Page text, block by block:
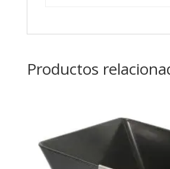
Productos